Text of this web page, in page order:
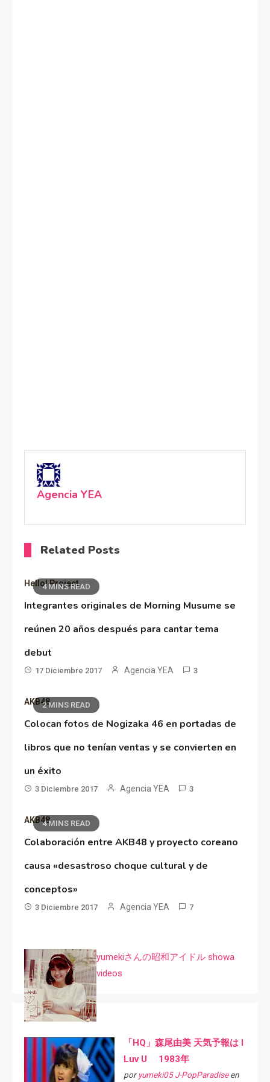
Agencia YEA
Related Posts
4 MINS READ
Hello! Project
Integrantes originales de Morning Musume se
reúnen 20 años después para cantar tema
debut
17 Diciembre 2017 Agencia YEA 3
2 MINS READ
AKB48
Colocan fotos de Nogizaka 46 en portadas de
libros que no tenían ventas y se convierten en
un éxito
3 Diciembre 2017 Agencia YEA 3
4 MINS READ
AKB48
Colaboración entre AKB48 y proyecto coreano
causa «desastroso choque cultural y de
conceptos»
3 Diciembre 2017 Agencia YEA 7
yumekiさんの昭和アイドル showa
videos
「HQ」森尾由美 天気予報は I
Luv U 1983年
por yumeki05 J-PopParadiseen